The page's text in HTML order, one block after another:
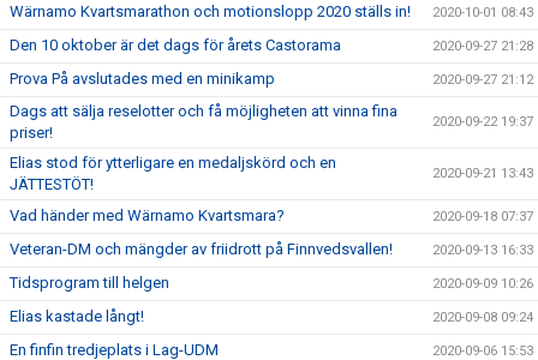
Wärnamo Kvartsmarathon och motionslopp 2020 ställs in! 2020-10-01 08:43
Den 10 oktober är det dags för årets Castorama 2020-09-27 21:28
Prova På avslutades med en minikamp 2020-09-27 21:12
Dags att sälja reselotter och få möjligheten att vinna fina
priser!
2020-09-22 19:37
Elias stod för ytterligare en medaljskörd och en
JÄTTESTÖT!
2020-09-21 13:43
Vad händer med Wärnamo Kvartsmara? 2020-09-18 07:37
Veteran-DM och mängder av friidrott på Finnvedsvallen! 2020-09-13 16:33
Tidsprogram till helgen 2020-09-09 10:26
Elias kastade långt! 2020-09-08 09:24
En finfin tredjeplats i Lag-UDM 2020-09-06 15:53